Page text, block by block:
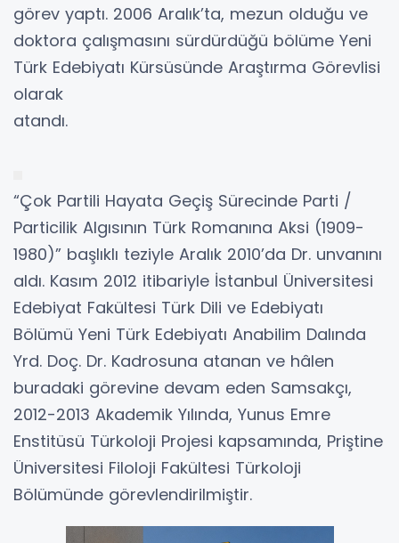
görev yaptı. 2006 Aralık’ta, mezun olduğu ve
doktora çalışmasını sürdürdüğü bölüme Yeni
Türk Edebiyatı Kürsüsünde Araştırma Görevlisi
olarak
atandı.
“Çok Partili Hayata Geçiş Sürecinde Parti /
Particilik Algısının Türk Romanına Aksi (1909-
1980)” başlıklı teziyle Aralık 2010’da Dr. unvanını
aldı. Kasım 2012 itibariyle İstanbul Üniversitesi
Edebiyat Fakültesi Türk Dili ve Edebiyatı
Bölümü Yeni Türk Edebiyatı Anabilim Dalında
Yrd. Doç. Dr. Kadrosuna atanan ve hâlen
buradaki görevine devam eden Samsakçı,
2012-2013 Akademik Yılında, Yunus Emre
Enstitüsü Türkoloji Projesi kapsamında, Priştine
Üniversitesi Filoloji Fakültesi Türkoloji
Bölümünde görevlendirilmiştir.